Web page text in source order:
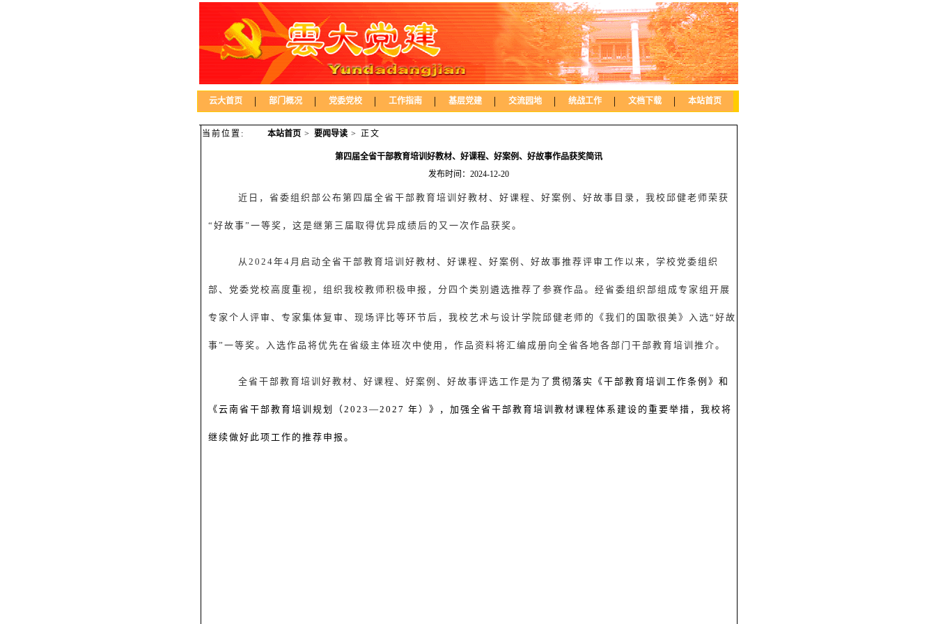
云大首页 | 部门概况 | 党委党校 | 工作指南 | 基层党建 | 交流园地 | 统战工作 | 文档下载 | 本站首页
当前位置: 本站首页> 要闻导读> 正文
第四届全省干部教育培训好教材、好课程、好案例、好故事作品获奖简讯
发布时间：2024-12-20
近日，省委组织部公布第四届全省干部教育培训好教材、好课程、好案例、好故事目录，我校邱健老师荣获
“好故事” 一等奖，这是继第三届取得优异成绩后的又一次作品获奖。
从 2024年4 月启动全省干部教育培训好教材、好课程、好案例、好故事推荐评审工作以来，学校党委组织
部、党委党校高度重视，组织我校教师积极申报，分四个类别遴选推荐了参赛作品。经省委组织部组成专家组开展
专家个人评审、专家集体复审、现场评比等环节后，我校艺术与设计学院邱健老师的《我们的国歌很美》入选“好故
事” 一等奖。入选作品将优先在省级主体班次中使用，作品资料将汇编成册向全省各地各部门干部教育培训推介。
全省干部教育培训好教材、好课程、好案例、好故事评选工作是为了 贯彻落实《干部教育培训工作条例》和
《云南省干部教育培训规划（ 2023—2027 年）》，加强全省干部教育培训教材课程体系建设的重要举措，我校将
继续做好此项工作的推荐申报。